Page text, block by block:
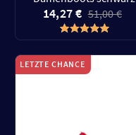
14,27 € 51,00 €
LETZTE CHANCE